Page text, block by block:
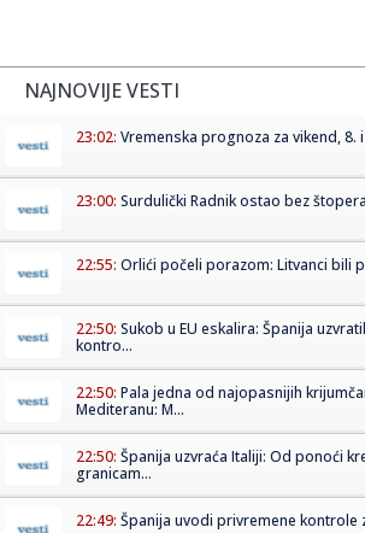
NAJNOVIJE VESTI
23:02: Vremenska prognoza za vikend, 8.
23:00: Surdulički Radnik ostao bez štopera
22:55: Orlići počeli porazom: Litvanci bili
22:50: Sukob u EU eskalira: Španija
kontro...
22:50: Pala jedna od najopasnijih
Mediteranu: M...
22:50: Španija uzvraća Italiji: Od ponoći
granicam...
22:49: Španija uvodi privremene kontrole